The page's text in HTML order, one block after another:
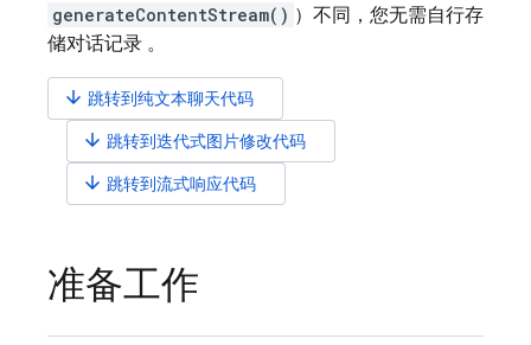
generateContentStream() ）不同，您无需自行存
储对话记录 。
arrow_downward 跳转到纯文本聊天代码
arrow_downward 跳转到迭代式图片修改代码
arrow_downward 跳转到流式响应代码
准备工作